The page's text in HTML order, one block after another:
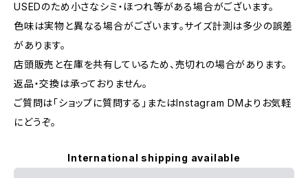
USEDのため小さなシミ・ほつれ等がある場合がございます。
色味は実物と異なる場合がございます。サイズ計測は多少の誤差
があります。
店頭販売と在庫を共有しているため、売切れの場合があります。
返品・交換は承っておりません。
ご質問は「ショップに質問する」またはInstagram DMよりお気軽
にどうぞ。
International shipping available